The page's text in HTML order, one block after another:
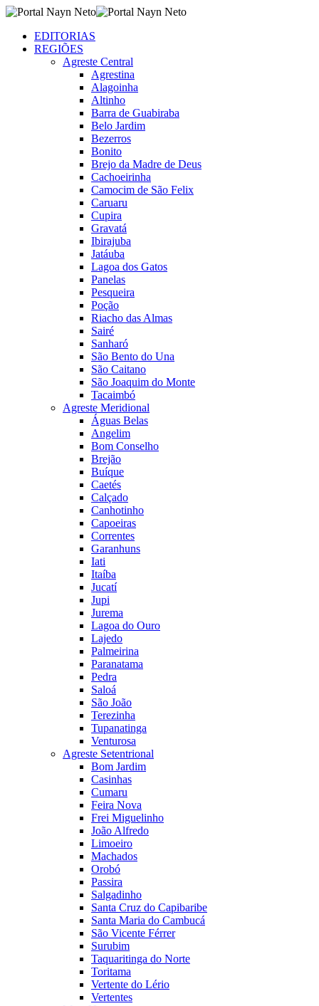
EDITORIAS
REGIÕES
Agreste Central
Agrestina
Alagoinha
Altinho
Barra de Guabiraba
Belo Jardim
Bezerros
Bonito
Brejo da Madre de Deus
Cachoeirinha
Camocim de São Felix
Caruaru
Cupira
Gravatá
Ibirajuba
Jatáuba
Lagoa dos Gatos
Panelas
Pesqueira
Poção
Riacho das Almas
Sairé
Sanharó
São Bento do Una
São Caitano
São Joaquim do Monte
Tacaimbó
Agreste Meridional
Águas Belas
Angelim
Bom Conselho
Brejão
Buíque
Caetés
Calçado
Canhotinho
Capoeiras
Correntes
Garanhuns
Iati
Itaíba
Jucatí
Jupi
Jurema
Lagoa do Ouro
Lajedo
Palmeirina
Paranatama
Pedra
Saloá
São João
Terezinha
Tupanatinga
Venturosa
Agreste Setentrional
Bom Jardim
Casinhas
Cumaru
Feira Nova
Frei Miguelinho
João Alfredo
Limoeiro
Machados
Orobó
Passira
Salgadinho
Santa Cruz do Capibaribe
Santa Maria do Cambucá
São Vicente Férrer
Surubim
Taquaritinga do Norte
Toritama
Vertente do Lério
Vertentes